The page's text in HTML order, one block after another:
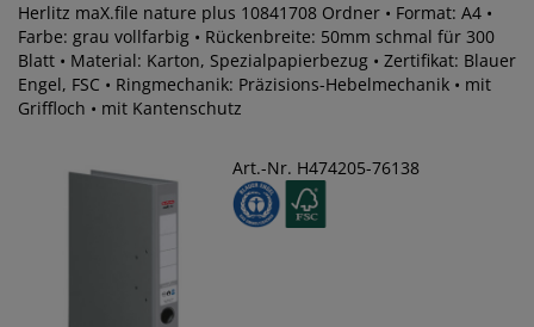
Herlitz maX.file nature plus 10841708 Ordner • Format: A4 •
Farbe: grau vollfarbig • Rückenbreite: 50mm schmal für 300
Blatt • Material: Karton, Spezialpapierbezug • Zertifikat: Blauer
Engel, FSC • Ringmechanik: Präzisions-Hebelmechanik • mit
Griffloch • mit Kantenschutz
Art.-Nr. H474205-76138